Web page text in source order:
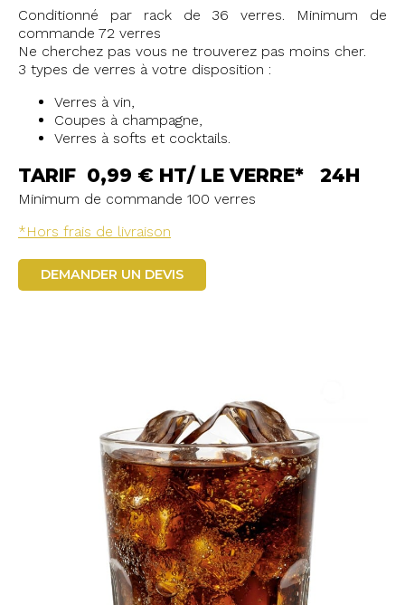
Conditionné par rack de 36 verres. Minimum de
commande 72 verres
Ne cherchez pas vous ne trouverez pas moins cher.
3 types de verres à votre disposition :
Verres à vin,
Coupes à champagne,
Verres à softs et cocktails.
TARIF 0,99 € HT/ LE VERRE* 24H
Minimum de commande 100 verres
*Hors frais de livraison
DEMANDER UN DEVIS